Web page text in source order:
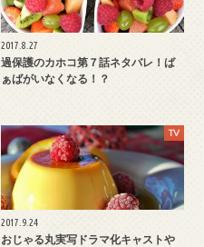
2017.8.27
過保護のカホコ第７話ネタバレ！ば
ぁばがいなくなる！？
TV
2017.9.24
おじゃる丸実写ドラマ化キャストや